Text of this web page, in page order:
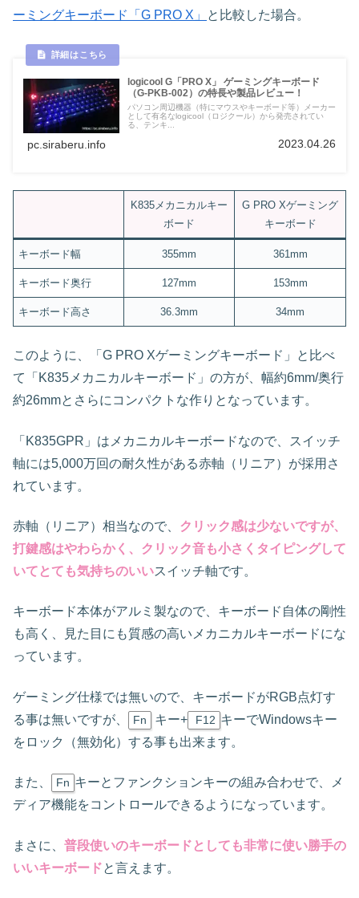
ーミングキーボード「G PRO X」
と比較した場合。
logicool G「PRO X」 ゲーミングキーボード
（G-PKB-002）の特長や製品レビュー！
パソコン周辺機器（特にマウスやキーボード等）メーカー
として有名なlogicool（ロジクール）から発売されてい
る、テンキ...
pc.siraberu.info 2023.04.26
K835メカニカルキー
ボード
G PRO Xゲーミング
キーボード
キーボード幅 355mm 361mm
キーボード奥行 127mm 153mm
キーボード高さ 36.3mm 34mm
このように、「G PRO Xゲーミングキーボード」と比べ
て「K835メカニカルキーボード」の方が、幅約6mm/奥行
約26mmとさらにコンパクトな作りとなっています。
「K835GPR」はメカニカルキーボードなので、スイッチ
軸には5,000万回の耐久性がある赤軸（リニア）が採用さ
れています。
赤軸（リニア）相当なので、 クリック感は少ないですが、
打鍵感はやわらかく、クリック音も小さくタイピングして
いてとても気持ちのいいスイッチ軸です。
キーボード本体がアルミ製なので、キーボード自体の剛性
も高く、見た目にも質感の高いメカニカルキーボードにな
っています。
ゲーミング仕様では無いので、キーボードがRGB点灯す
る事は無いですが、
Fn キー+ F12 キーでWindowsキー
をロック（無効化）する事も出来ます。
また、 Fn キーとファンクションキーの組み合わせで、メ
ディア機能をコントロールできるようになっています。
まさに、 普段使いのキーボードとしても非常に使い勝手の
いいキーボードと言えます。